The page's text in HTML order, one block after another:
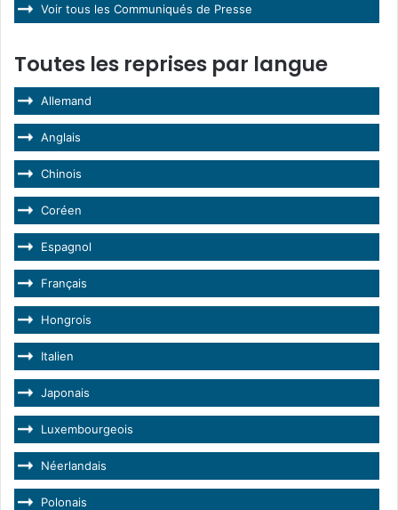
Voir tous les Communiqués de Presse
Toutes les reprises par langue
Allemand
Anglais
Chinois
Coréen
Espagnol
Français
Hongrois
Italien
Japonais
Luxembourgeois
Néerlandais
Polonais